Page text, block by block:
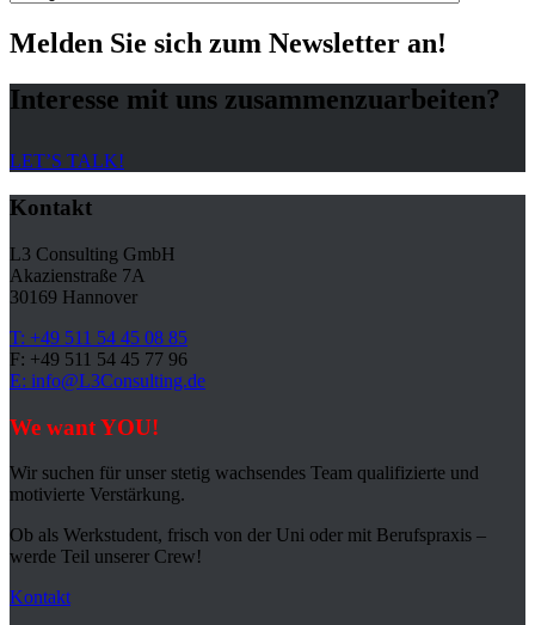
Melden Sie sich zum Newsletter an!
Interesse mit uns zusammenzuarbeiten?
LET’S TALK!
Kontakt
L3 Consulting GmbH
Akazienstraße 7A
30169 Hannover
T: +49 511 54 45 08 85
F: +49 511 54 45 77 96
E: info@L3Consulting.de
We want YOU!
Wir suchen für unser stetig wachsendes Team qualifizierte und
motivierte Verstärkung.
Ob als Werkstudent, frisch von der Uni oder mit Berufspraxis –
werde Teil unserer Crew!
Kontakt